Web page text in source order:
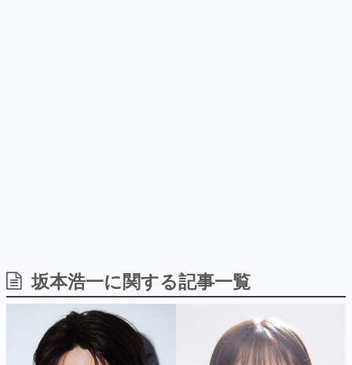
「経験値」「裏技」「ラスボス」… ゲームにまつわる言葉
の起源や用法の変遷を、コンピューター文化史研究家・タ
イニーP氏が徹底調査。
カテゴリ